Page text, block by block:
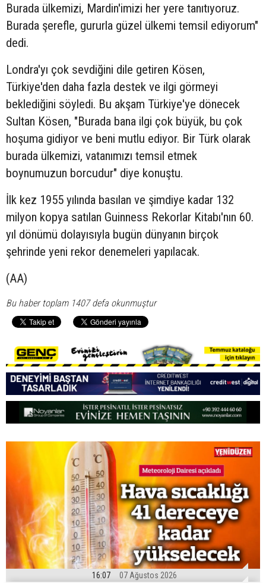
Burada ülkemizi, Mardin'imizi her yere tanıtıyoruz.
Burada şerefle, gururla güzel ülkemi temsil ediyorum"
dedi.
Londra'yı çok sevdiğini dile getiren Kösen,
Türkiye'den daha fazla destek ve ilgi görmeyi
beklediğini söyledi. Bu akşam Türkiye'ye dönecek
Sultan Kösen, "Burada bana ilgi çok büyük, bu çok
hoşuma gidiyor ve beni mutlu ediyor. Bir Türk olarak
burada ülkemizi, vatanımızı temsil etmek
boynumuzun borcudur" diye konuştu.
İlk kez 1955 yılında basılan ve şimdiye kadar 132
milyon kopya satılan Guinness Rekorlar Kitabı'nın 60.
yıl dönümü dolayısıyla bugün dünyanın birçok
şehrinde yeni rekor denemeleri yapılacak.
(AA)
Bu haber toplam 1407 defa okunmuştur
16:07 07 Ağustos 2026